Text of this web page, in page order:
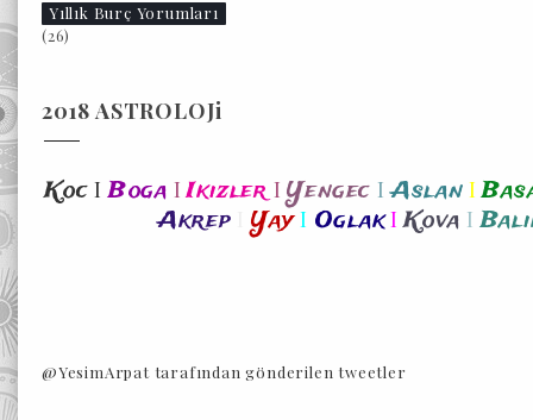
Yıllık Burç Yorumları
(26)
2018 ASTROLOJi
Koc I Boga I Ikizler I Yengec I Aslan I
Akrep
Yay I Oglak I Kova I
@YesimArpat tarafından gönderilen tweetler